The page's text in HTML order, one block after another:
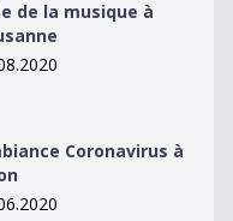
de la musique à
Coronavirus à